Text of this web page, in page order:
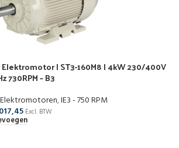
Elektromotor | ST3-160M8 | 4kW 230/400V
730RPM – B3
Elektromotoren,IE3 - 750 RPM
Excl. BTW